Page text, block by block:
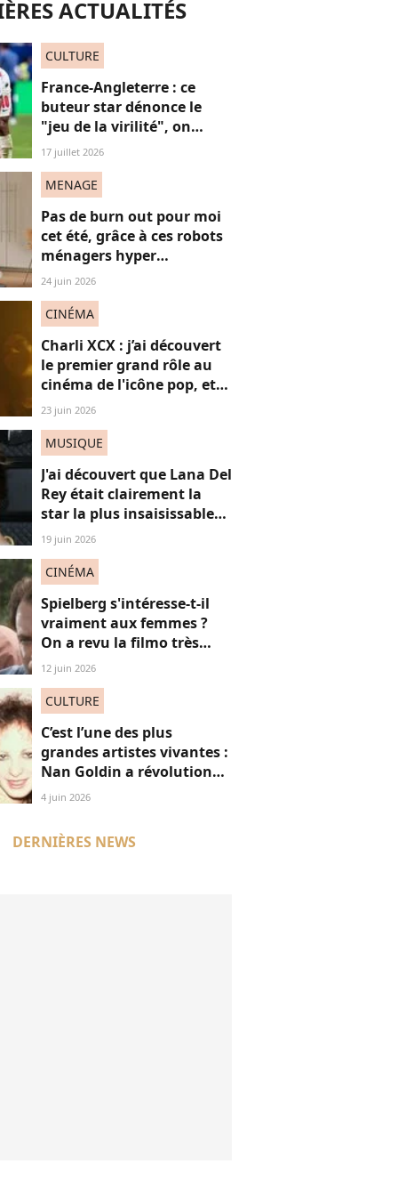
ACTUALITÉS
CULTURE
France-Angleterre : ce
buteur star dénonce le
"jeu de la virilité", on
décrypte ses mots pas très
17 juillet 2026
MENAGE
Pas de burn out pour moi
cet été, grâce à ces robots
ménagers hyper
performants
24 juin 2026
CINÉMA
Charli XCX : j’ai découvert
le premier grand rôle au
cinéma de l'icône pop, et
c'est un vrai OVNI
23 juin 2026
MUSIQUE
J'ai découvert que Lana Del
Rey était clairement la
star la plus insaisissable
de la pop, et voici
19 juin 2026
CINÉMA
Spielberg s'intéresse-t-il
vraiment aux femmes ?
On a revu la filmo très
masculine du maestro
12 juin 2026
CULTURE
C’est l’une des plus
grandes artistes vivantes :
Nan Goldin a révolutionné
mon regard, voici
4 juin 2026
DERNIÈRES NEWS